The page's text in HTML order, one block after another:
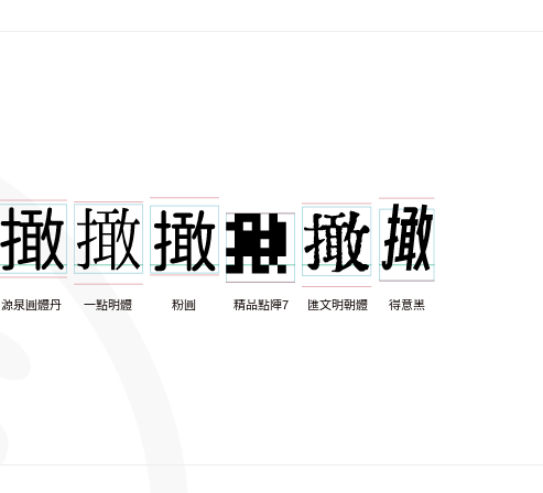
源泉圓體丹 一點明體 粉圓 精品點陣7 匯文明朝體 得意黑